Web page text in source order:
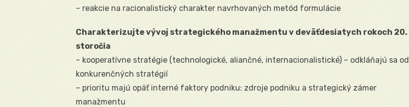
– reakcie na racionalistický charakter navrhovaných metód formulácie
Charakterizujte vývoj strategického manažmentu v deväťdesiatych rokoch 20.
storočia
– kooperatívne stratégie (technologické, aliančné, internacionalistické) – odkláňajú sa od
konkurenčných stratégií
– prioritu majú opäť interné faktory podniku: zdroje podniku a strategický zámer
manažmentu